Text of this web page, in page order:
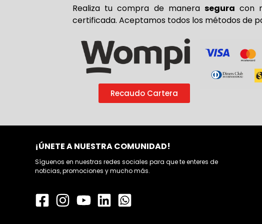
Realiza tu compra de manera segura con
certificada. Aceptamos todos los métodos de
Recaudo Cartera
¡ÚNETE A NUESTRA COMUNIDAD!
Síguenos en nuestras redes sociales para que te enteres de
noticias, promociones y mucho más.